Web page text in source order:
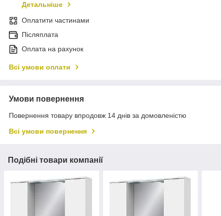
Детальніше
Оплатити частинами
Післяплата
Оплата на рахунок
Всі умови оплати
Умови повернення
Повернення товару впродовж 14 днів за домовленістю
Всі умови повернення
Подібні товари компанії